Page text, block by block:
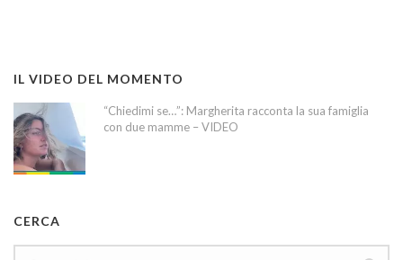
IL VIDEO DEL MOMENTO
“Chiedimi se…”: Margherita racconta la sua famiglia
con due mamme – VIDEO
CERCA